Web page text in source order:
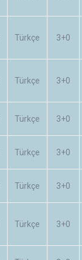
Türkçe 3+0
Türkçe 3+0
Türkçe 3+0
Türkçe 3+0
Türkçe 3+0
Türkçe 3+0